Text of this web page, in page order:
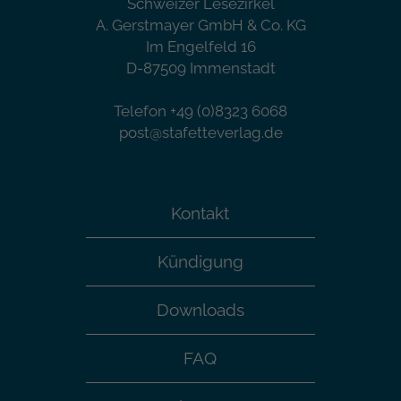
Schweizer Lesezirkel
A. Gerstmayer GmbH & Co. KG
Im Engelfeld 16
D-87509 Immenstadt
Telefon +49 (0)8323 6068
post@stafetteverlag.de
Kontakt
Kündigung
Downloads
FAQ